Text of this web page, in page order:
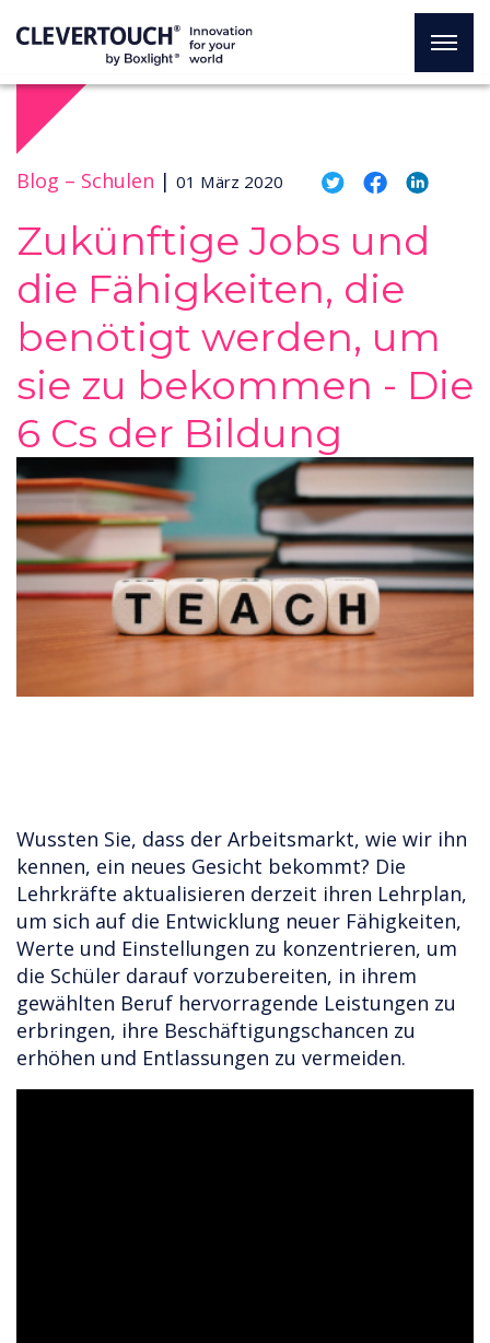
Blog – Schulen | 01 März 2020
Zukünftige Jobs und
die Fähigkeiten, die
benötigt werden, um
sie zu bekommen - Die
6 Cs der Bildung
Wussten Sie, dass der Arbeitsmarkt, wie wir ihn
kennen, ein neues Gesicht bekommt? Die
Lehrkräfte aktualisieren derzeit ihren Lehrplan,
um sich auf die Entwicklung neuer Fähigkeiten,
Werte und Einstellungen zu konzentrieren, um
die Schüler darauf vorzubereiten, in ihrem
gewählten Beruf hervorragende Leistungen zu
erbringen, ihre Beschäftigungschancen zu
erhöhen und Entlassungen zu vermeiden.